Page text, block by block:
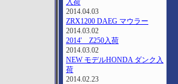
入荷
2014.04.03
ZRX1200 DAEG マウラー
2014.03.02
2014' Z250入荷
2014.03.02
NEW モデルHONDA ダンク入
荷
2014.02.23